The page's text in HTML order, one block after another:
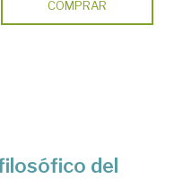
COMPRAR
del